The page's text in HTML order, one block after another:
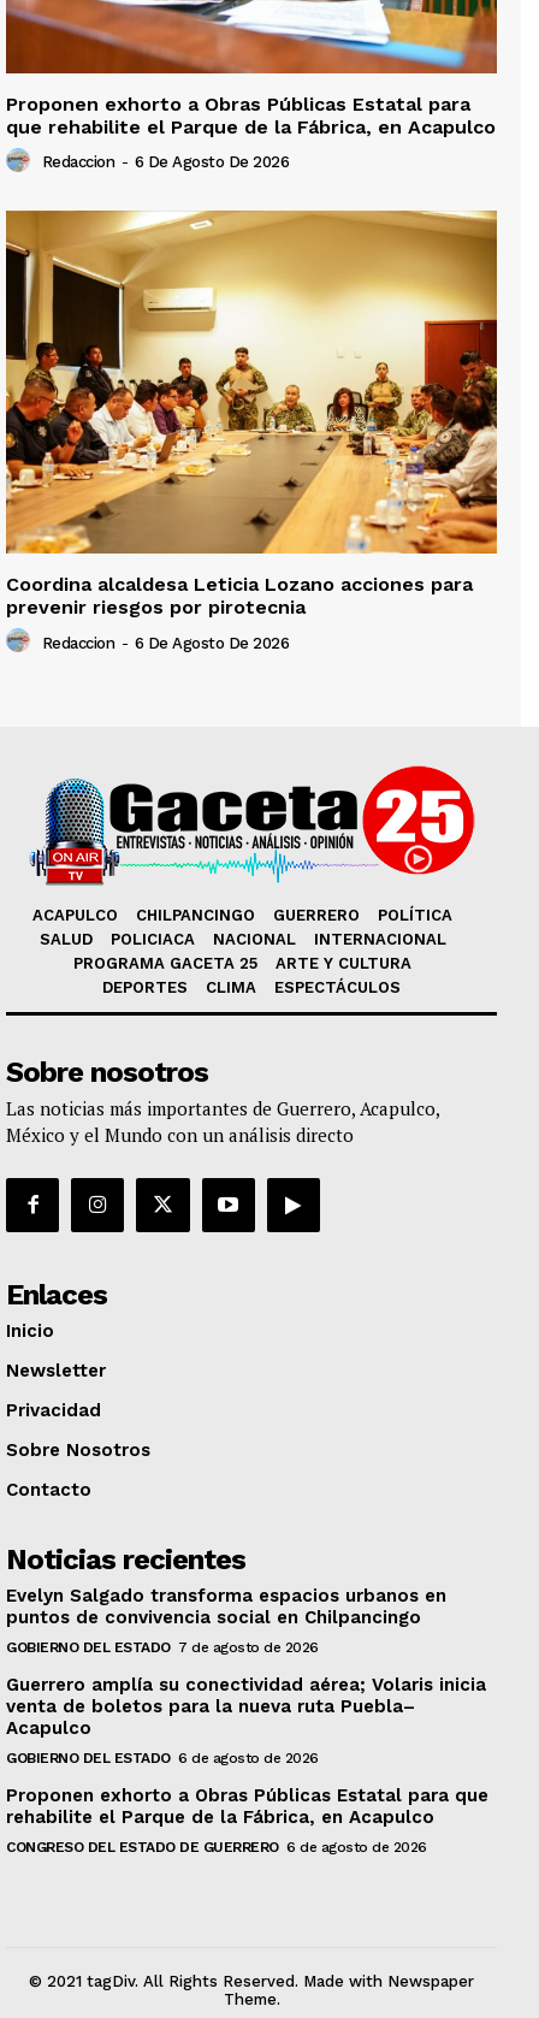
Proponen exhorto a Obras Públicas Estatal para
que rehabilite el Parque de la Fábrica, en Acapulco
Redaccion - 6 De Agosto De 2026
Coordina alcaldesa Leticia Lozano acciones para
prevenir riesgos por pirotecnia
Redaccion - 6 De Agosto De 2026
ACAPULCO CHILPANCINGO GUERRERO
POLÍTICA
SALUD
POLICIACA NACIONAL
INTERNACIONAL
PROGRAMA GACETA 25
ARTE Y CULTURA
DEPORTES
CLIMA ESPECTÁCULOS
Sobre nosotros
Las noticias más importantes de Guerrero, Acapulco,
México y el Mundo con un análisis directo
Enlaces
Inicio
Newsletter
Privacidad
Sobre Nosotros
Contacto
Noticias recientes
Evelyn Salgado transforma espacios urbanos en
puntos de convivencia social en Chilpancingo
GOBIERNO DEL ESTADO 7 de agosto de 2026
Guerrero amplía su conectividad aérea; Volaris inicia
venta de boletos para la nueva ruta Puebla–
Acapulco
GOBIERNO DEL ESTADO 6 de agosto de 2026
Proponen exhorto a Obras Públicas Estatal para que
rehabilite el Parque de la Fábrica, en Acapulco
CONGRESO DEL ESTADO DE GUERRERO 6 de agosto de 2026
© 2021 tagDiv. All Rights Reserved. Made with Newspaper
Theme.